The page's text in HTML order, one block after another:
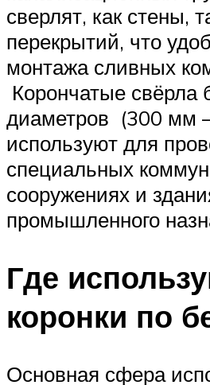
сверлят, как стены,
перекрытий, что
монтажа сливных
Корончатые свёрла
диаметров (300 мм
используют для
специальных
сооружениях и
промышленного
Где
коронки по
Основная сфера